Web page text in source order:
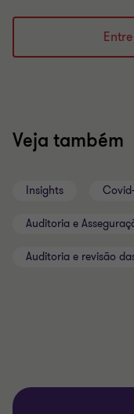
Veja também
Insights
Auditoria e
Auditoria e revisão